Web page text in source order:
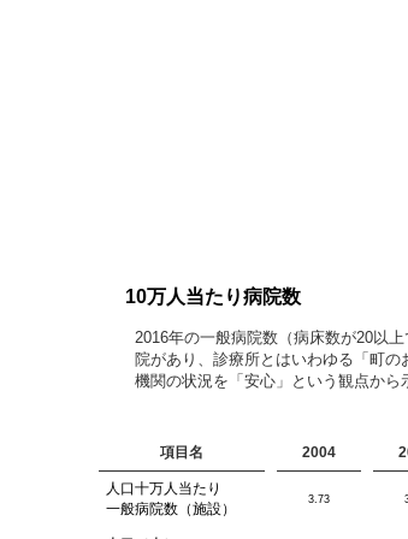
10万人当たり病院数
2016年の一般病院数（病床数が20以
院があり、診療所とはいわゆる「町
機関の状況を「安心」という観点から
項目名 2004
人口十万人当たり
一般病院数（施設）
3.73